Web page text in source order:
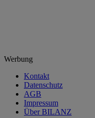
Werbung
Kontakt
Datenschutz
AGB
Impressum
Über BILANZ